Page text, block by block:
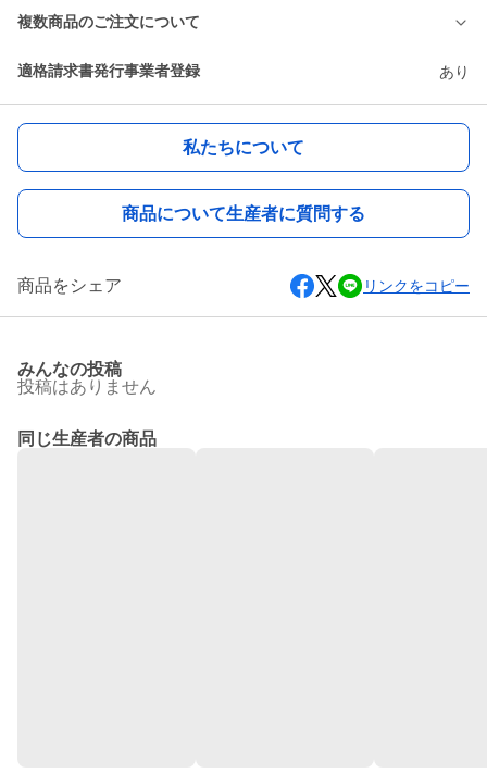
複数商品のご注文について
適格請求書発行事業者登録 あり
私たちについて
商品について生産者に質問する
商品をシェア リンクをコピー
みんなの投稿
投稿はありません
同じ生産者の商品